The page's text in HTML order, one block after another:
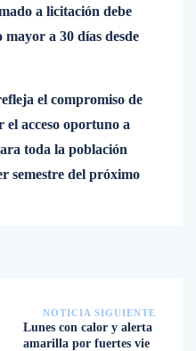
a licitación debe
a 30 días desde
el compromiso de
acceso oportuno a
toda la población
semestre del próximo
NOTICIA SIGUIENTE
Lunes con calor y alerta
amarilla por fuertes vie